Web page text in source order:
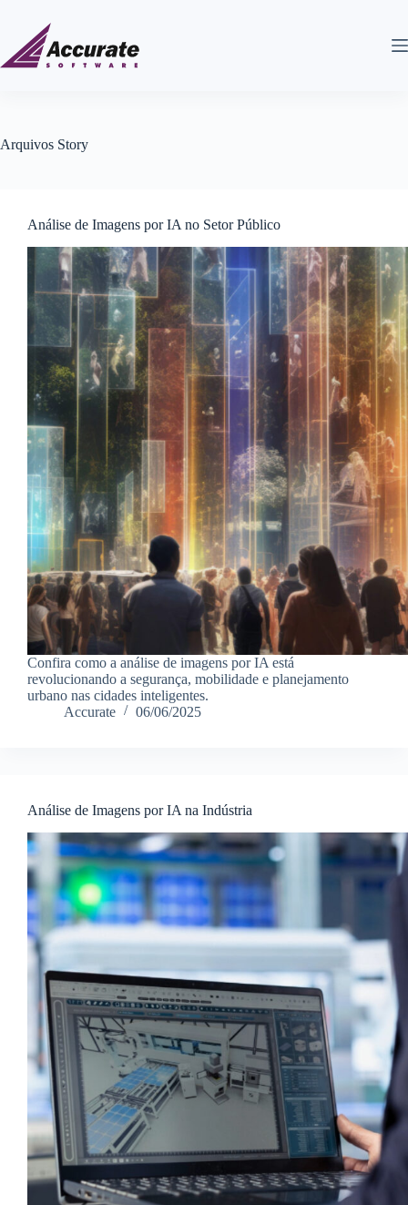
Arquivos Story
Análise de Imagens por IA no Setor Público
Confira como a análise de imagens por IA está
revolucionando a segurança, mobilidade e planejamento
urbano nas cidades inteligentes.
Accurate
06/06/2025
Análise de Imagens por IA na Indústria